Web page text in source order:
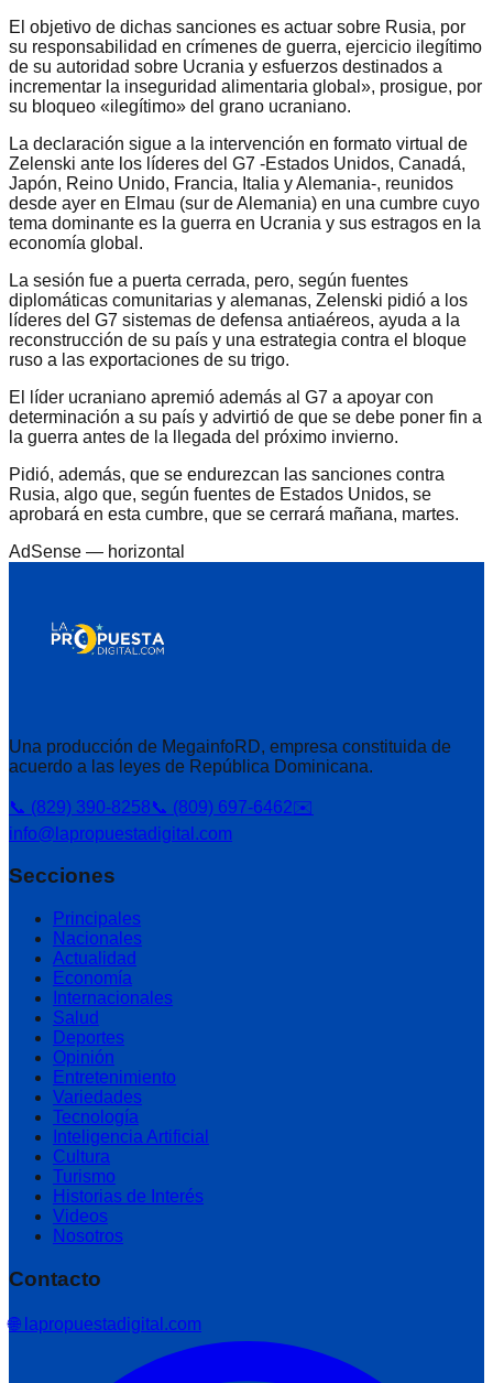
El objetivo de dichas sanciones es actuar sobre Rusia, por
su responsabilidad en crímenes de guerra, ejercicio ilegítimo
de su autoridad sobre Ucrania y esfuerzos destinados a
incrementar la inseguridad alimentaria global», prosigue, por
su bloqueo «ilegítimo» del grano ucraniano.
La declaración sigue a la intervención en formato virtual de
Zelenski ante los líderes del G7 -Estados Unidos, Canadá,
Japón, Reino Unido, Francia, Italia y Alemania-, reunidos
desde ayer en Elmau (sur de Alemania) en una cumbre cuyo
tema dominante es la guerra en Ucrania y sus estragos en la
economía global.
La sesión fue a puerta cerrada, pero, según fuentes
diplomáticas comunitarias y alemanas, Zelenski pidió a los
líderes del G7 sistemas de defensa antiaéreos, ayuda a la
reconstrucción de su país y una estrategia contra el bloque
ruso a las exportaciones de su trigo.
El líder ucraniano apremió además al G7 a apoyar con
determinación a su país y advirtió de que se debe poner fin a
la guerra antes de la llegada del próximo invierno.
Pidió, además, que se endurezcan las sanciones contra
Rusia, algo que, según fuentes de Estados Unidos, se
aprobará en esta cumbre, que se cerrará mañana, martes.
AdSense — horizontal
Una producción de MegainfoRD, empresa constituida de
acuerdo a las leyes de República Dominicana.
📞 (829) 390-8258📞 (809) 697-6462✉️
info@lapropuestadigital.com
Secciones
Principales
Nacionales
Actualidad
Economía
Internacionales
Salud
Deportes
Opinión
Entretenimiento
Variedades
Tecnología
Inteligencia Artificial
Cultura
Turismo
Historias de Interés
Videos
Nosotros
Contacto
🌐 lapropuestadigital.com